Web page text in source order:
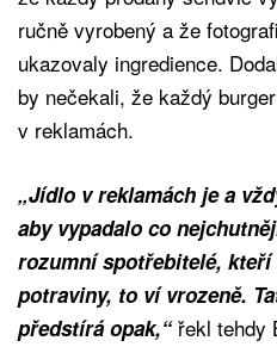
ručně vyrobený a že
ukazovaly ingredience.
by nečekali, že každý
v reklamách.
„Jídlo v reklamách je a
aby vypadalo co
rozumní spotřebitelé,
potraviny, to ví vrozeně.
předstírá opak,“řekl tehdy